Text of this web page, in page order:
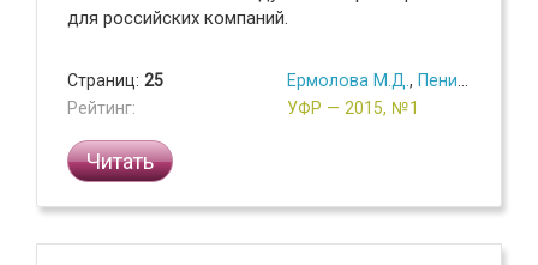
для российских компаний.
Страниц: 25
Рейтинг:
Ермолова М.Д. , Пеникас Г.И.
УФР — 2015, №1
Читать